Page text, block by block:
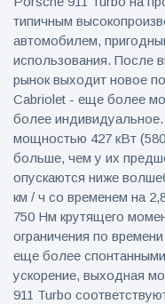
типичным
автомобилем,
использования. После
рынок выходит новое
Cabriolet - еще более
более
мощностью 427 кВт
больше, чем у их
опускаются ниже
км / ч со временем на
750 Нм крутящего
ограничения по
еще более
ускорение, выходная
911 Turbo